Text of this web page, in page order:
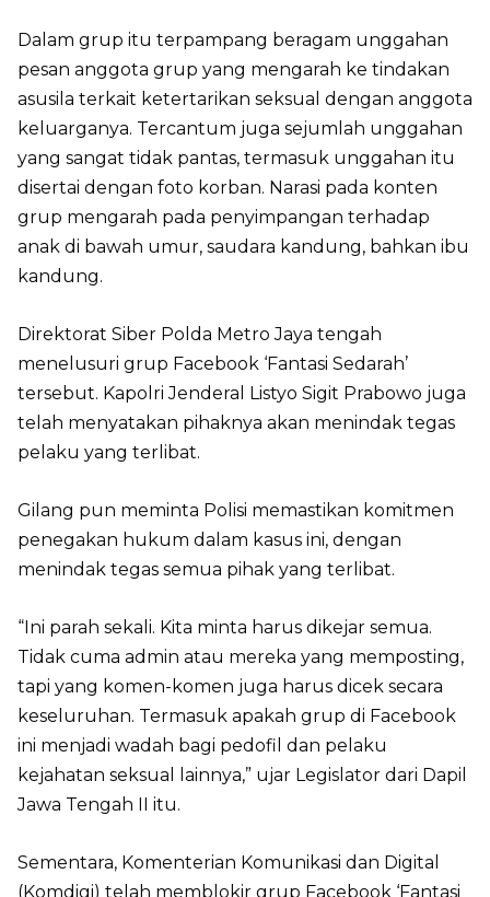
Dalam grup itu terpampang beragam unggahan
pesan anggota grup yang mengarah ke tindakan
asusila terkait ketertarikan seksual dengan anggota
keluarganya. Tercantum juga sejumlah unggahan
yang sangat tidak pantas, termasuk unggahan itu
disertai dengan foto korban. Narasi pada konten
grup mengarah pada penyimpangan terhadap
anak di bawah umur, saudara kandung, bahkan ibu
kandung.
Direktorat Siber Polda Metro Jaya tengah
menelusuri grup Facebook ‘Fantasi Sedarah’
tersebut. Kapolri Jenderal Listyo Sigit Prabowo juga
telah menyatakan pihaknya akan menindak tegas
pelaku yang terlibat.
Gilang pun meminta Polisi memastikan komitmen
penegakan hukum dalam kasus ini, dengan
menindak tegas semua pihak yang terlibat.
“Ini parah sekali. Kita minta harus dikejar semua.
Tidak cuma admin atau mereka yang memposting,
tapi yang komen-komen juga harus dicek secara
keseluruhan. Termasuk apakah grup di Facebook
ini menjadi wadah bagi pedofil dan pelaku
kejahatan seksual lainnya,” ujar Legislator dari Dapil
Jawa Tengah II itu.
Sementara, Komenterian Komunikasi dan Digital
(Komdigi) telah memblokir grup Facebook ‘Fantasi